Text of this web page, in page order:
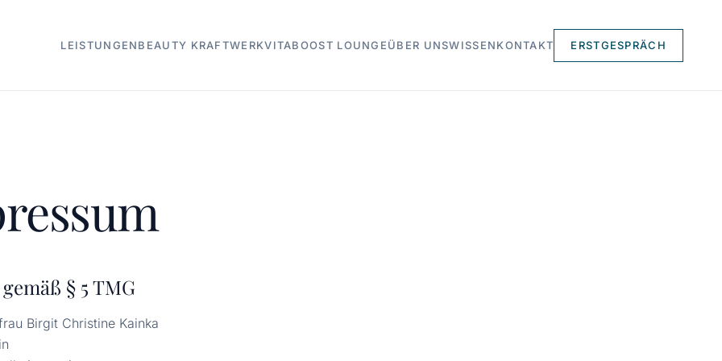
LEISTUNGENBEAUTY KRAFTWERKVITABOOST LOUNGEÜBER UNSWISSENKONTAKT ERSTGESPRÄCH
§ 5 TMG
Birgit Christine Kainka